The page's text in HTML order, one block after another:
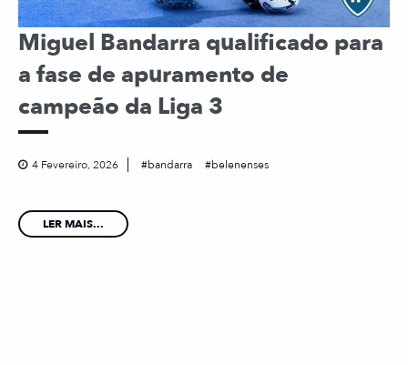
Miguel Bandarra qualificado para
a fase de apuramento de
campeão da Liga 3
4 Fevereiro, 2026 bandarra belenenses
LER MAIS...